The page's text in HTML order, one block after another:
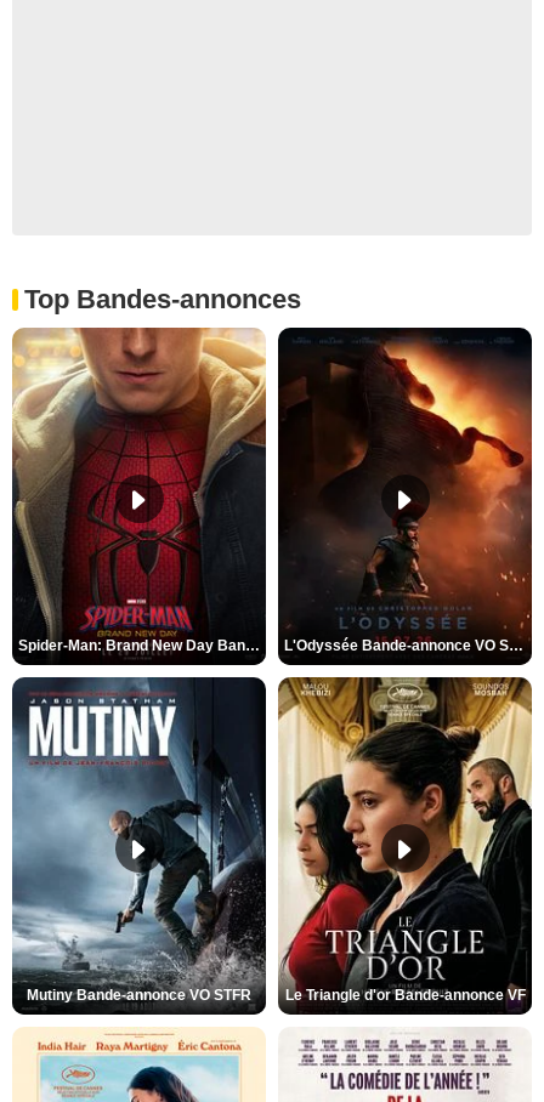
Top Bandes-annonces
Spider-Man: Brand New Day Bande-annonce VO STFR L'Odyssée Bande-annonce VO STFR
Mutiny Bande-annonce VO STFR Le Triangle d'or Bande-annonce VF